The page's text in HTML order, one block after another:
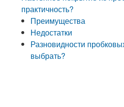
практичность?
Преимущества
Недостатки
Разновидности
выбрать?